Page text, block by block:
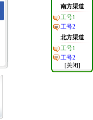
南方渠道
工号1
工号2
北方渠道
工号1
工号2
[关闭]